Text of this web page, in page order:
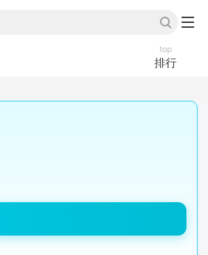
top
排行